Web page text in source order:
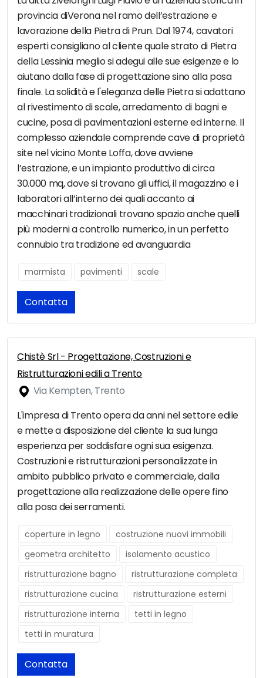
provincia diVerona nel ramo dell’estrazione e
lavorazione della Pietra di Prun. Dal 1974, cavatori
esperti consigliano al cliente quale strato di Pietra
della Lessinia meglio si adegui alle sue esigenze e lo
aiutano dalla fase di progettazione sino alla posa
finale. La solidità e l'eleganza delle Pietra si adattano
al rivestimento di scale, arredamento di bagni e
cucine, posa di pavimentazioni esterne ed interne. Il
complesso aziendale comprende cave di proprietà
site nel vicino Monte Loffa, dove avviene
l’estrazione, e un impianto produttivo di circa
30.000 mq, dove si trovano gli uffici, il magazzino e i
laboratori all’interno dei quali accanto ai
macchinari tradizionali trovano spazio anche quelli
più moderni a controllo numerico, in un perfetto
connubio tra tradizione ed avanguardia
marmista pavimenti scale
Contatta
Chistè Srl - Progettazione, Costruzioni e
Ristrutturazioni edili a Trento
Via Kempten, Trento
L'impresa di Trento opera da anni nel settore edile
e mette a disposizione del cliente la sua lunga
esperienza per soddisfare ogni sua esigenza.
Costruzioni e ristrutturazioni personalizzate in
ambito pubblico privato e commerciale, dalla
progettazione alla realizzazione delle opere fino
alla posa dei serramenti.
coperture in legno
costruzione nuovi immobili
geometra architetto
isolamento acustico
ristrutturazione bagno
ristrutturazione completa
ristrutturazione cucina
ristrutturazione esterni
ristrutturazione interna
tetti in legno
tetti in muratura
Contatta